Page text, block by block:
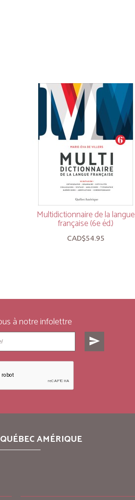
Multidictionnaire de la langue
française (6e éd.)
CAD$54.95
à notre infolettre
send
AMÉRIQUE